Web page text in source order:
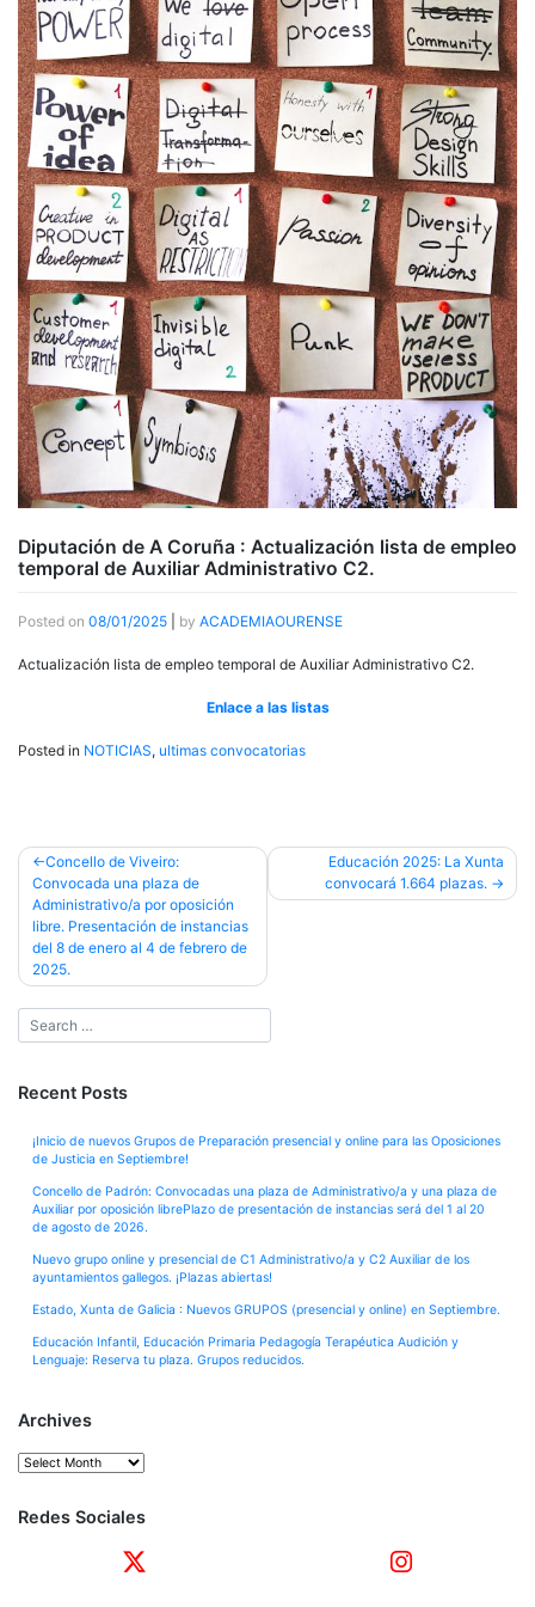
Diputación de A Coruña : Actualización lista de empleo
temporal de Auxiliar Administrativo C2.
Posted on 08/01/2025 by ACADEMIAOURENSE
Actualización lista de empleo temporal de Auxiliar Administrativo C2.
Enlace a las listas
Posted in NOTICIAS, ultimas convocatorias
Post
navigation
Concello de Viveiro:
Convocada una plaza de
Administrativo/a por oposición
libre. Presentación de instancias
del 8 de enero al 4 de febrero de
2025.
Educación 2025: La Xunta
convocará 1.664 plazas.
Recent Posts
¡Inicio de nuevos Grupos de Preparación presencial y online para las Oposiciones
de Justicia en Septiembre!
Concello de Padrón: Convocadas una plaza de Administrativo/a y una plaza de
Auxiliar por oposición librePlazo de presentación de instancias será del 1 al 20
de agosto de 2026.
Nuevo grupo online y presencial de C1 Administrativo/a y C2 Auxiliar de los
ayuntamientos gallegos. ¡Plazas abiertas!
Estado, Xunta de Galicia : Nuevos GRUPOS (presencial y online) en Septiembre.
Educación Infantil, Educación Primaria Pedagogía Terapéutica Audición y
Lenguaje: Reserva tu plaza. Grupos reducidos.
Archives
Archives
Redes Sociales